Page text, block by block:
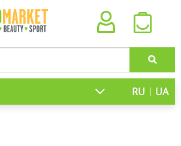
RU | UA